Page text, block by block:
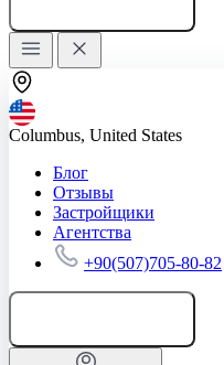
Columbus, United States
Блог
Отзывы
Застройщики
Агентства
+90(507)705-80-82